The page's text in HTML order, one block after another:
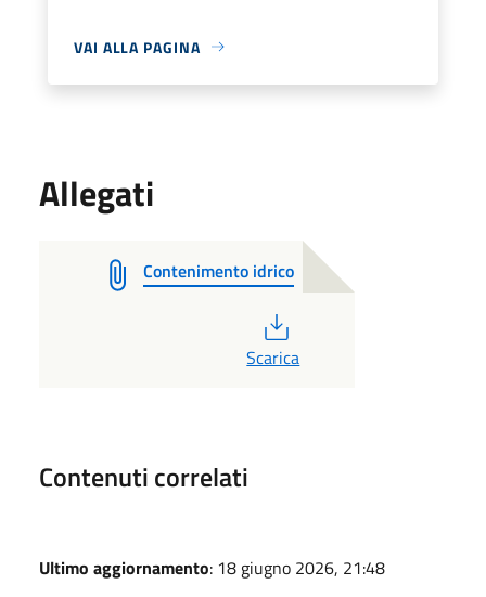
VAI ALLA PAGINA
Allegati
Contenimento idrico
Scarica
Contenuti correlati
Ultimo aggiornamento: 18 giugno 2026, 21:48